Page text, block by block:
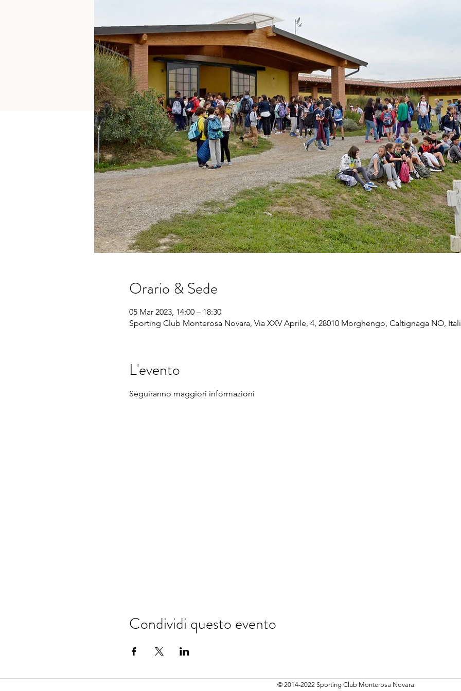
Orario & Sede
05 Mar 2023, 14:00 – 18:30
Sporting Club Monterosa Novara, Via XXV Aprile, 4, 28010 Morghengo, Caltignaga NO,
L'evento
Seguiranno maggiori informazioni
Condividi questo evento
© 2014-2022 Sporting Club Monterosa Novara